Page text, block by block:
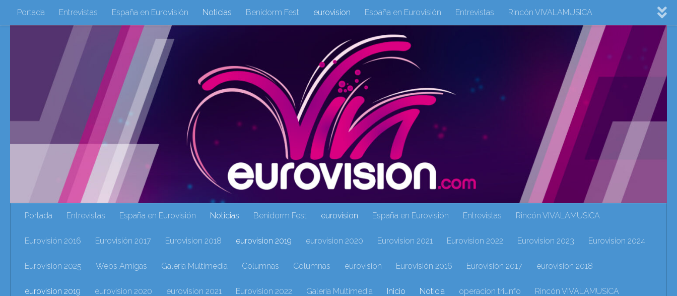
Saltar al contenido
Portada Entrevistas España en Eurovisión Noticias Benidorm Fest eurovision España en Eurovisión Entrevistas Rincón VIVALAMUSICA
Eurovisión 2016 Eurovisión 2017 Eurovision 2018 eurovision 2020 Eurovision 2021 Eurovision 2024
Eurovision 2025 Webs Amigas Galeria Multimedia Columnas Columnas eurovision Eurovisión 2016 eurovision 2018 eurovision 2019
eurovision 2020 eurovision 2021 Eurovision 2022 Galeria Multimedia Inicio Noticia operacion triunfo Rincón VIVALAMUSICA Sin categoría Noticias
Ultima Hora Webs Amigas
Portada Entrevistas España en Eurovisión Noticias Benidorm Fest eurovision España en Eurovisión Entrevistas Rincón VIVALAMUSICA
Eurovisión 2016 Eurovisión 2017 Eurovision 2018 eurovision 2019 eurovision 2020 Eurovision 2021 Eurovision 2022 Eurovision 2023 Eurovision 2024
Eurovision 2025 Webs Amigas Galeria Multimedia Columnas Columnas eurovision Eurovisión 2016 Eurovisión 2017 eurovision 2018
eurovision 2019 eurovision 2020 eurovision 2021 Eurovision 2022 Galeria Multimedia Inicio Noticia operacion triunfo Rincón VIVALAMUSICA